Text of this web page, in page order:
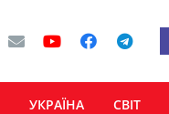
УКРАЇНА СВІТ